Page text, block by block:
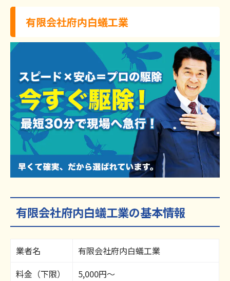
有限会社府内白蟻工業
有限会社府内白蟻工業の基本情報
業者名
有限会社府内白蟻工業
料金（下限）
5,000円～